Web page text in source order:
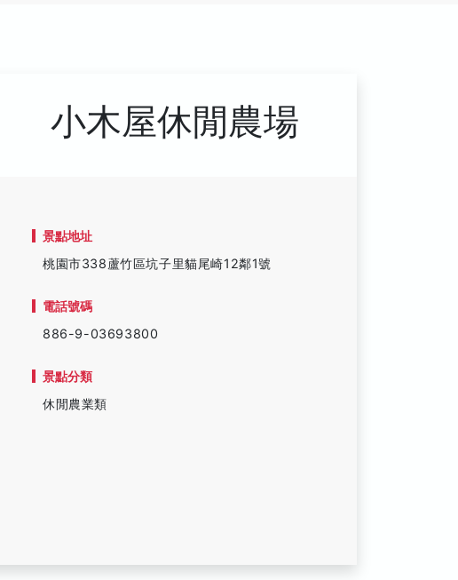
小木屋休閒農場
景點地址
桃園市338蘆竹區坑子里貓尾崎12鄰1號
電話號碼
886-9-03693800
景點分類
休閒農業類